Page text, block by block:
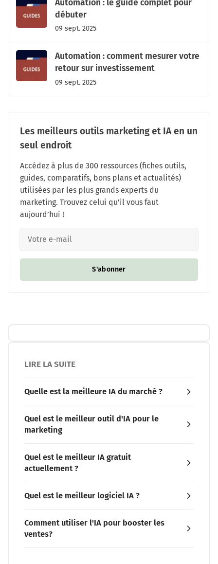
Automation : le guide complet pour
débuter
09 sept. 2025
Automation : comment mesurer votre
retour sur investissement
09 sept. 2025
Les meilleurs outils marketing et IA en un
seul endroit
Accédez à plus de 300 ressources (fiches outils,
guides, comparatifs, bons plans et actualités)
utilisées par les plus grands experts du
marketing. Trouvez celui qu’il vous faut
aujourd’hui !
S'abonner
LIRE LA SUITE
Quelle est la meilleure IA du marché ?
Quel est le meilleur outil d'IA pour le
marketing
Quel est le meilleur IA gratuit
actuellement ?
Quel est le meilleur logiciel IA ?
Comment utiliser l'IA pour booster les
ventes?